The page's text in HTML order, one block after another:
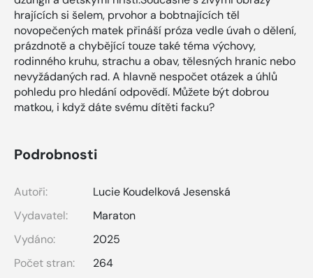
hrajících si šelem, prvohor a bobtnajících těl
novopečených matek přináší próza vedle úvah o dělení,
prázdnotě a chybějící touze také téma výchovy,
rodinného kruhu, strachu a obav, tělesných hranic nebo
nevyžádaných rad. A hlavně nespočet otázek a úhlů
pohledu pro hledání odpovědí. Můžete být dobrou
matkou, i když dáte svému dítěti facku?
Podrobnosti
Autoři:
Lucie Koudelková Jesenská
Vydavatel:
Maraton
Vydáno:
2025
Počet stran:
264